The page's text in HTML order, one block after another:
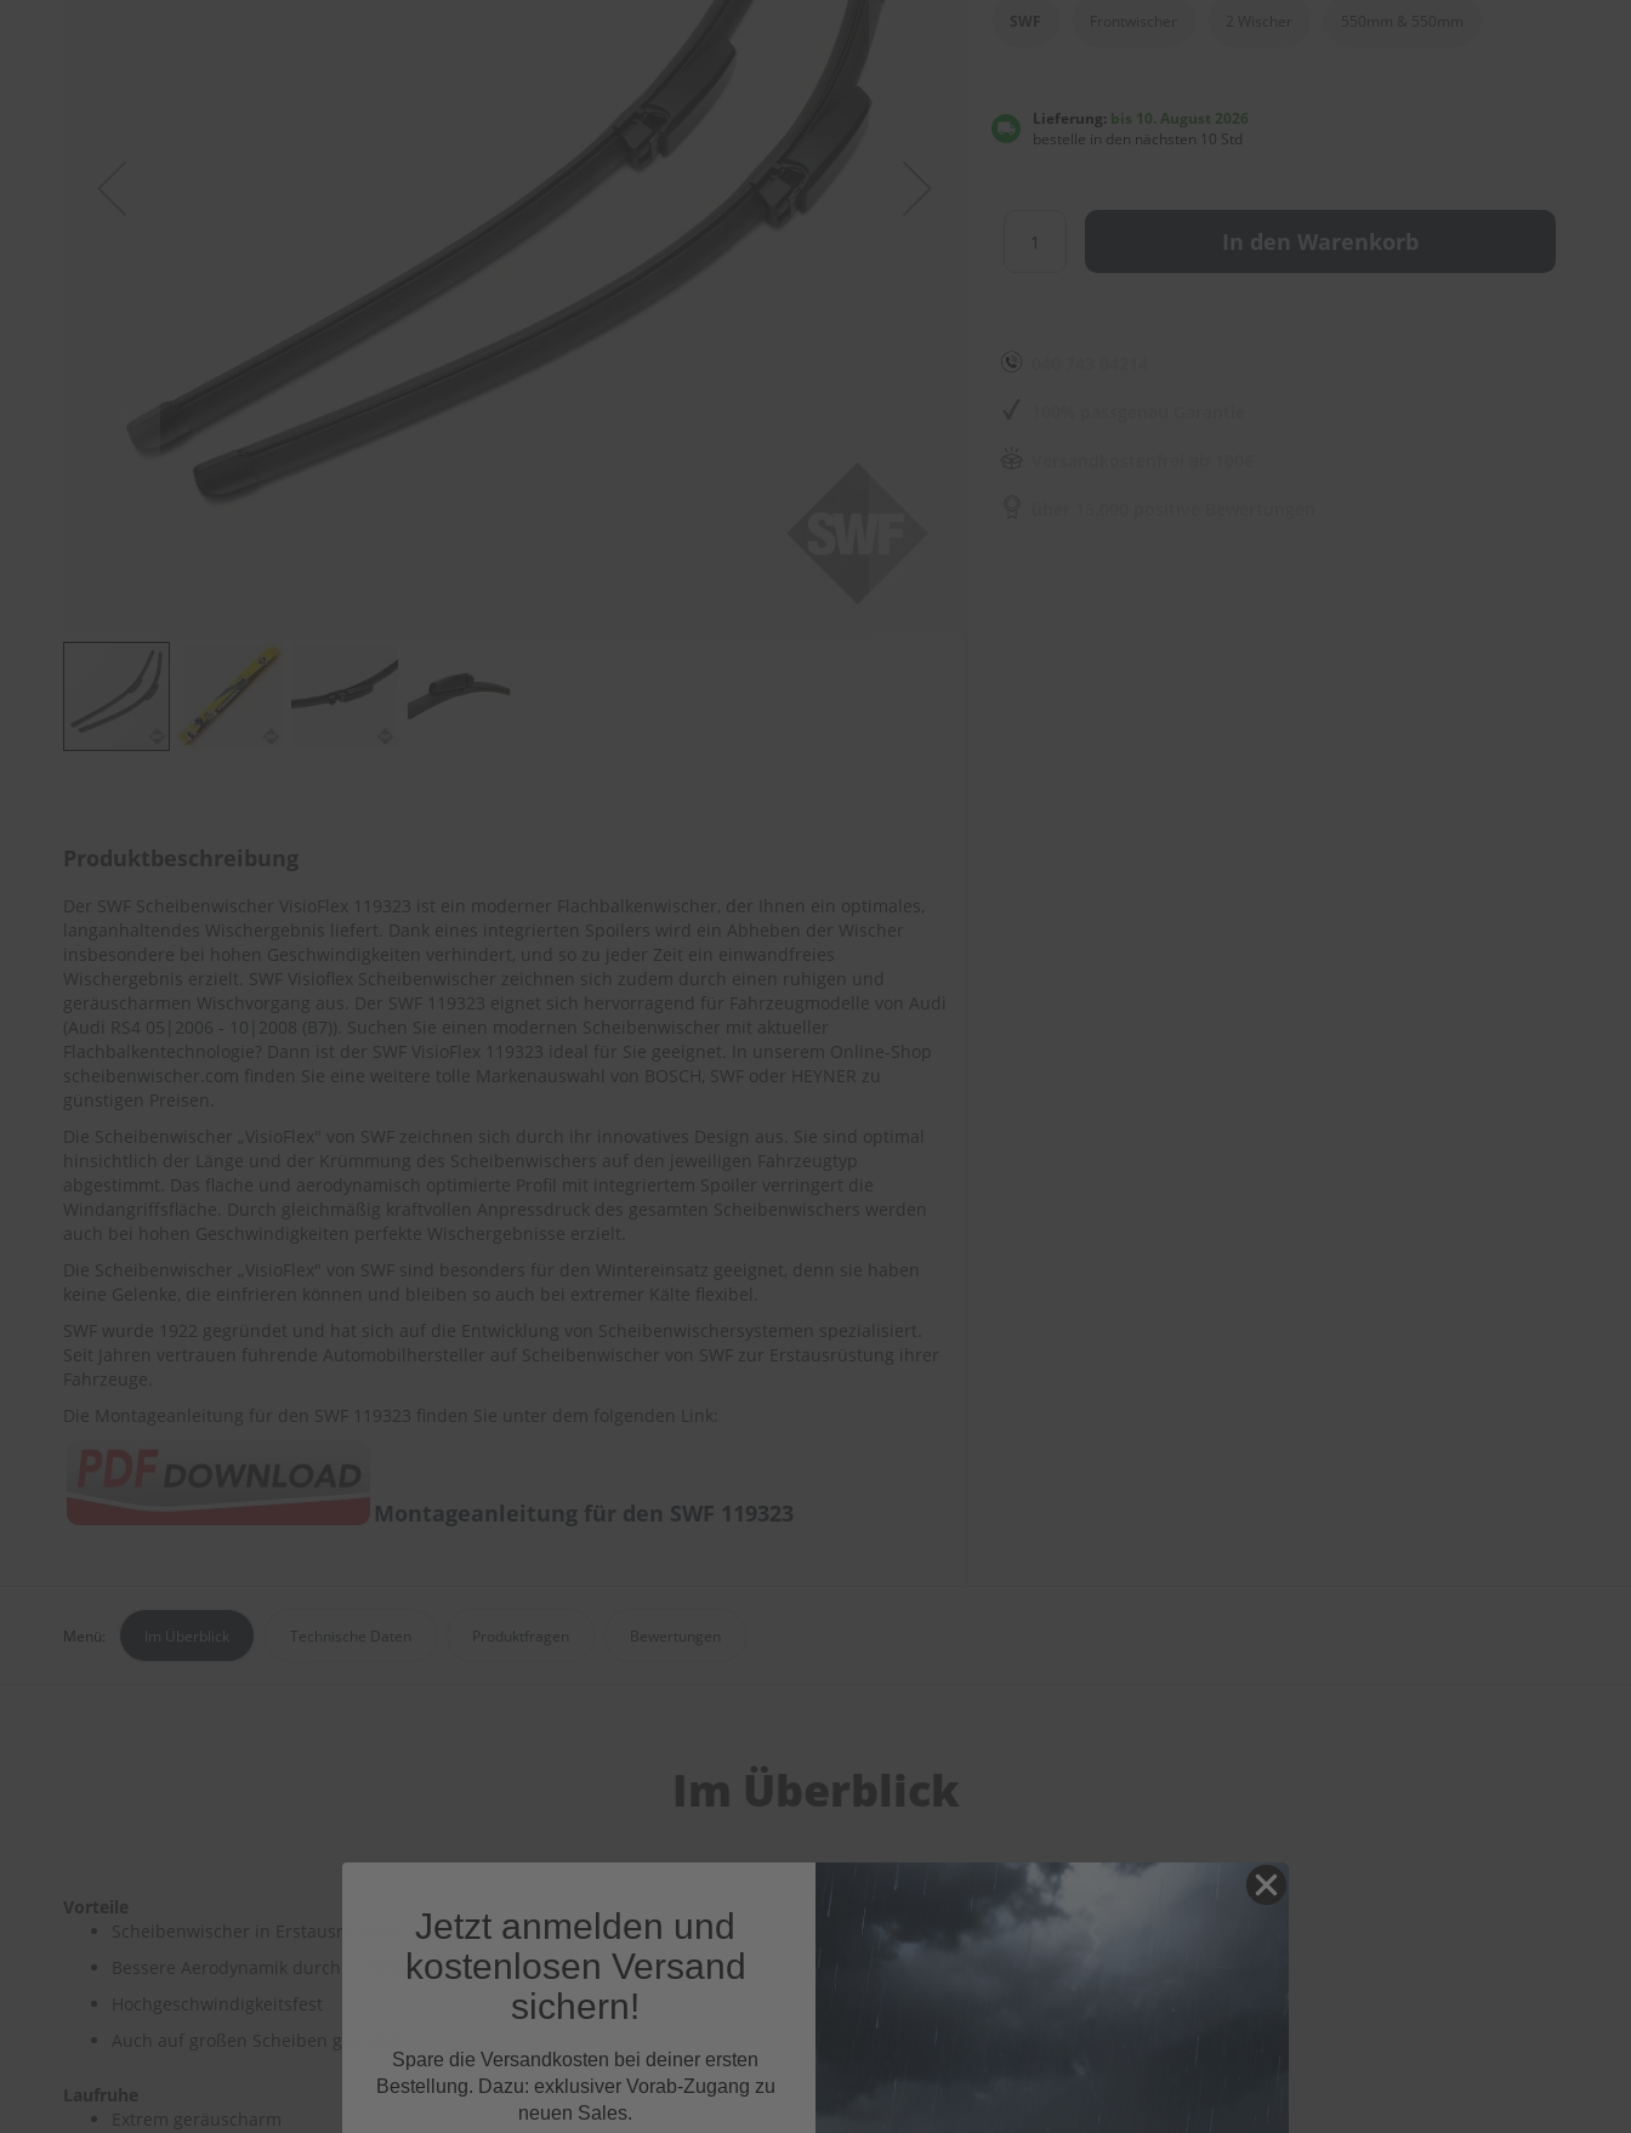
Bildergalerie
springen
Lieferung: bis 10. August 2026
bestelle in den nächsten 10 Std
In den Warenkorb
Produktbeschreibung
Der SWF Scheibenwischer VisioFlex 119323 ist ein moderner Flachbalkenwischer, der Ihnen ein optimales,
langanhaltendes Wischergebnis liefert. Dank eines integrierten Spoilers wird ein Abheben der Wischer
insbesondere bei hohen Geschwindigkeiten verhindert, und so zu jeder Zeit ein einwandfreies
Wischergebnis erzielt. SWF Visioflex Scheibenwischer zeichnen sich zudem durch einen ruhigen und
geräuscharmen Wischvorgang aus. Der SWF 119323 eignet sich hervorragend für Fahrzeugmodelle von Audi
(Audi RS4 05|2006 - 10|2008 (B7) ). Suchen Sie einen modernen Scheibenwischer mit aktueller
Flachbalkentechnologie? Dann ist der SWF VisioFlex 119323 ideal für Sie geeignet. In unserem Online-Shop
scheibenwischer.com finden Sie eine weitere tolle Markenauswahl von BOSCH, SWF oder HEYNER zu
günstigen Preisen.
Die Scheibenwischer „VisioFlex" von SWF zeichnen sich durch ihr innovatives Design aus. Sie sind optimal
hinsichtlich der Länge und der Krümmung des Scheibenwischers auf den jeweiligen Fahrzeugtyp
abgestimmt. Das flache und aerodynamisch optimierte Profil mit integriertem Spoiler verringert die
Windangriffsfläche. Durch gleichmäßig kraftvollen Anpressdruck des gesamten Scheibenwischers werden
auch bei hohen Geschwindigkeiten perfekte Wischergebnisse erzielt.
Die Scheibenwischer „VisioFlex" von SWF sind besonders für den Wintereinsatz geeignet, denn sie haben
keine Gelenke, die einfrieren können und bleiben so auch bei extremer Kälte flexibel.
SWF wurde 1922 gegründet und hat sich auf die Entwicklung von Scheibenwischersystemen spezialisiert.
Seit Jahren vertrauen führende Automobilhersteller auf Scheibenwischer von SWF zur Erstausrüstung ihrer
Fahrzeuge.
Die Montageanleitung für den SWF 119323 finden Sie unter dem folgenden Link:
Montageanleitung für den SWF 119323
Menü: Im Überblick Technische Daten Produktfragen Bewertungen
Im Überblick
Vorteile
Scheibenwischer in Erstausrüsterqualität
Bessere Aerodynamik durch ultraflaches Design
Hochgeschwindigkeitsfest
Auch auf großen Scheiben geeignet
Laufruhe
Extrem geräuscharm
Jetzt anmelden und
kostenlosen Versand
sichern!
Spare die Versandkosten bei deiner ersten
Bestellung. Dazu: exklusiver Vorab-Zugang zu
neuen Sales.